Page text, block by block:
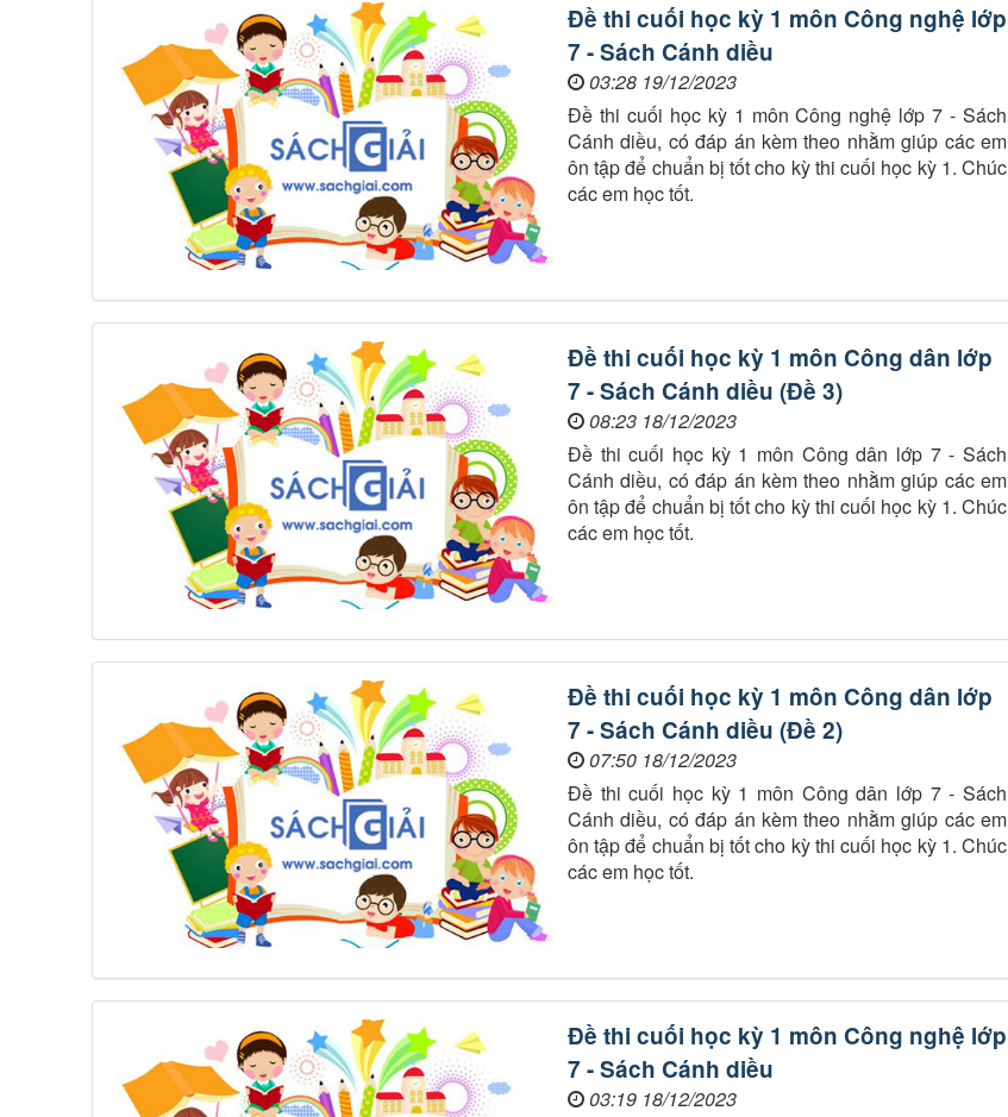
Đề thi cuối học kỳ 1 môn Công nghệ lớp
7 - Sách Cánh diều
03:28 19/12/2023
Đề thi cuối học kỳ 1 môn Công nghệ lớp 7 - Sách
Cánh diều, có đáp án kèm theo nhằm giúp các em
ôn tập để chuẩn bị tốt cho kỳ thi cuối học kỳ 1. Chúc
các em học tốt.
Đề thi cuối học kỳ 1 môn Công dân lớp
7 - Sách Cánh diều (Đề 3)
08:23 18/12/2023
Đề thi cuối học kỳ 1 môn Công dân lớp 7 - Sách
Cánh diều, có đáp án kèm theo nhằm giúp các em
ôn tập để chuẩn bị tốt cho kỳ thi cuối học kỳ 1. Chúc
các em học tốt.
​​​​​​​Đề thi cuối học kỳ 1 môn Công dân lớp
7 - Sách Cánh diều (Đề 2)
07:50 18/12/2023
​​​​​​​Đề thi cuối học kỳ 1 môn Công dân lớp 7 - Sách
Cánh diều, có đáp án kèm theo nhằm giúp các em
ôn tập để chuẩn bị tốt cho kỳ thi cuối học kỳ 1. Chúc
các em học tốt.
Đề thi cuối học kỳ 1 môn Công nghệ lớp
7 - Sách Cánh diều
03:19 18/12/2023